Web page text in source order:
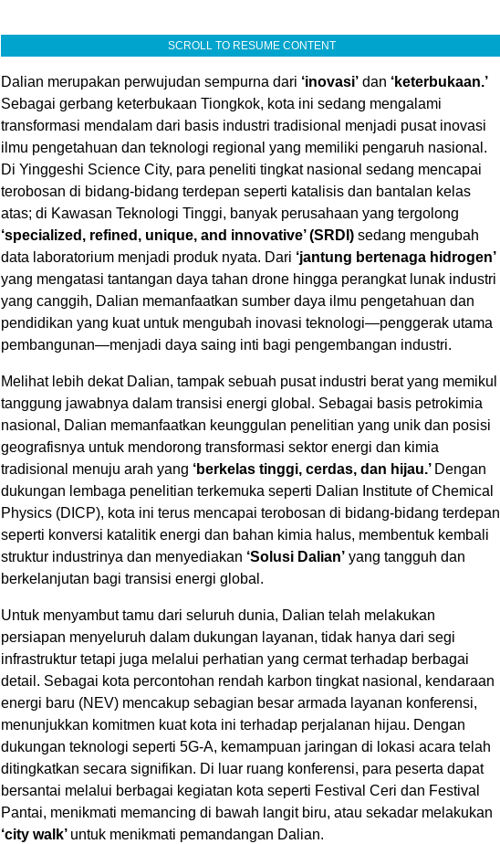
SCROLL TO RESUME CONTENT
Dalian merupakan perwujudan sempurna dari ‘inovasi’ dan ‘keterbukaan.’
Sebagai gerbang keterbukaan Tiongkok, kota ini sedang mengalami
transformasi mendalam dari basis industri tradisional menjadi pusat inovasi
ilmu pengetahuan dan teknologi regional yang memiliki pengaruh nasional.
Di Yinggeshi Science City, para peneliti tingkat nasional sedang mencapai
terobosan di bidang-bidang terdepan seperti katalisis dan bantalan kelas
atas; di Kawasan Teknologi Tinggi, banyak perusahaan yang tergolong
‘specialized, refined, unique, and innovative’ (SRDI) sedang mengubah
data laboratorium menjadi produk nyata. Dari ‘jantung bertenaga hidrogen’
yang mengatasi tantangan daya tahan drone hingga perangkat lunak industri
yang canggih, Dalian memanfaatkan sumber daya ilmu pengetahuan dan
pendidikan yang kuat untuk mengubah inovasi teknologi—penggerak utama
pembangunan—menjadi daya saing inti bagi pengembangan industri.
Melihat lebih dekat Dalian, tampak sebuah pusat industri berat yang memikul
tanggung jawabnya dalam transisi energi global. Sebagai basis petrokimia
nasional, Dalian memanfaatkan keunggulan penelitian yang unik dan posisi
geografisnya untuk mendorong transformasi sektor energi dan kimia
tradisional menuju arah yang ‘berkelas tinggi, cerdas, dan hijau.’ Dengan
dukungan lembaga penelitian terkemuka seperti Dalian Institute of Chemical
Physics (DICP), kota ini terus mencapai terobosan di bidang-bidang terdepan
seperti konversi katalitik energi dan bahan kimia halus, membentuk kembali
struktur industrinya dan menyediakan ‘Solusi Dalian’ yang tangguh dan
berkelanjutan bagi transisi energi global.
Untuk menyambut tamu dari seluruh dunia, Dalian telah melakukan
persiapan menyeluruh dalam dukungan layanan, tidak hanya dari segi
infrastruktur tetapi juga melalui perhatian yang cermat terhadap berbagai
detail. Sebagai kota percontohan rendah karbon tingkat nasional, kendaraan
energi baru (NEV) mencakup sebagian besar armada layanan konferensi,
menunjukkan komitmen kuat kota ini terhadap perjalanan hijau. Dengan
dukungan teknologi seperti 5G-A, kemampuan jaringan di lokasi acara telah
ditingkatkan secara signifikan. Di luar ruang konferensi, para peserta dapat
bersantai melalui berbagai kegiatan kota seperti Festival Ceri dan Festival
Pantai, menikmati memancing di bawah langit biru, atau sekadar melakukan
‘city walk’ untuk menikmati pemandangan Dalian.